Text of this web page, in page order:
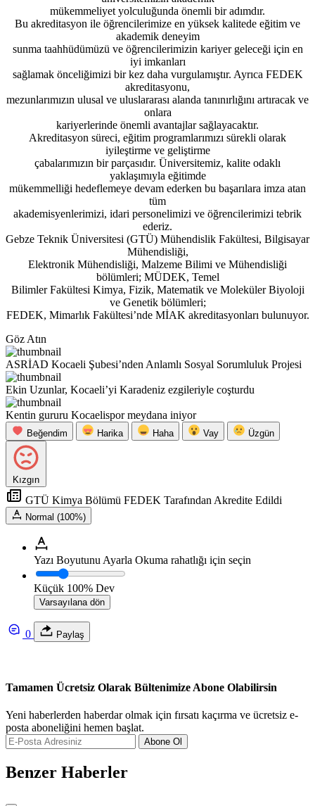
mükemmeliyet yolculuğunda önemli bir adımdır.
Bu akreditasyon ile öğrencilerimize en yüksek kalitede eğitim ve
akademik deneyim
sunma taahhüdümüzü ve öğrencilerimizin kariyer geleceği için en
iyi imkanları
sağlamak önceliğimizi bir kez daha vurgulamıştır. Ayrıca FEDEK
akreditasyonu,
mezunlarımızın ulusal ve uluslararası alanda tanınırlığını artıracak ve
onlara
kariyerlerinde önemli avantajlar sağlayacaktır.
Akreditasyon süreci, eğitim programlarımızı sürekli olarak
iyileştirme ve geliştirme
çabalarımızın bir parçasıdır. Üniversitemiz, kalite odaklı
yaklaşımıyla eğitimde
mükemmelliği hedeflemeye devam ederken bu başarılara imza atan
tüm
akademisyenlerimizi, idari personelimizi ve öğrencilerimizi tebrik
ederiz.
Gebze Teknik Üniversitesi (GTÜ) Mühendislik Fakültesi, Bilgisayar
Mühendisliği,
Elektronik Mühendisliği, Malzeme Bilimi ve Mühendisliği
bölümleri; MÜDEK, Temel
Bilimler Fakültesi Kimya, Fizik, Matematik ve Moleküler Biyoloji
ve Genetik bölümleri;
FEDEK, Mimarlık Fakültesi’nde MİAK akreditasyonları bulunuyor.
Göz Atın
ASRİAD Kocaeli Şubesi’nden Anlamlı Sosyal Sorumluluk Projesi
Ekin Uzunlar, Kocaeli’yi Karadeniz ezgileriyle coşturdu
Kentin gururu Kocaelispor meydana iniyor
Beğendim Harika Haha Vay Üzgün
Kızgın
GTÜ Kimya Bölümü FEDEK Tarafından Akredite Edildi
Normal (100%)
Yazı Boyutunu Ayarla Okuma rahatlığı için seçin
Küçük 100% Dev
Varsayılana dön
0 Paylaş
Tamamen Ücretsiz Olarak Bültenimize Abone Olabilirsin
Yeni haberlerden haberdar olmak için fırsatı kaçırma ve ücretsiz e-
posta aboneliğini hemen başlat.
Abone Ol
Benzer Haberler